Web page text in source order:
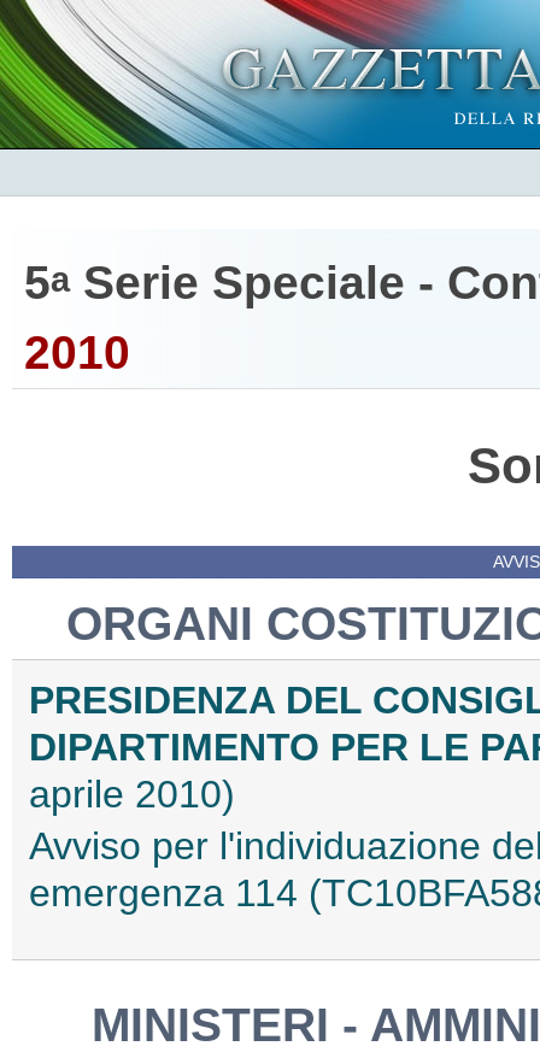
5aSerie Speciale -
2010
ORGANI
PRESIDENZA DEL
DIPARTIMENTO PER LE
aprile 2010)
Avviso per l'individuazione
emergenza 114
MINISTERI -